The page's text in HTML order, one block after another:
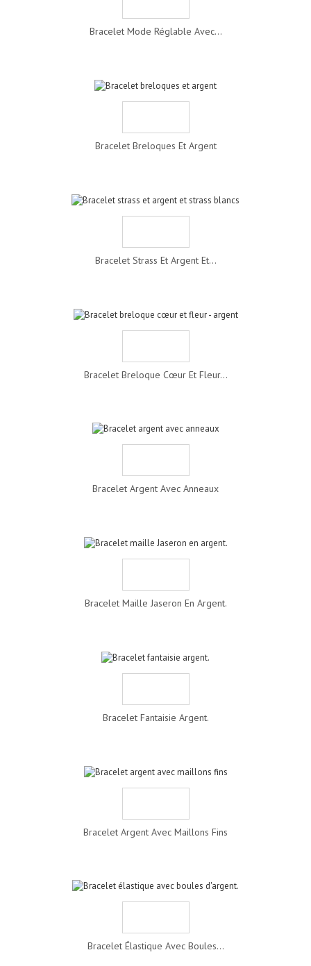
Bracelet Mode Réglable Avec...
Bracelet Breloques Et Argent
Bracelet Strass Et Argent Et...
Bracelet Breloque Cœur Et Fleur...
Bracelet Argent Avec Anneaux
Bracelet Maille Jaseron En Argent.
Bracelet Fantaisie Argent.
Bracelet Argent Avec Maillons Fins
Bracelet Élastique Avec Boules...